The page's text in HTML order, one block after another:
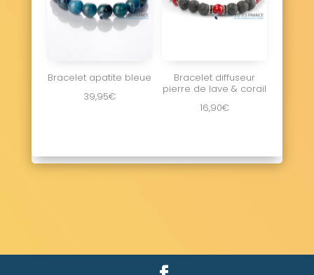
Bracelet apatite bleue
39,95€
Bracelet diffuseur
pierre de lave & corail
16,90€